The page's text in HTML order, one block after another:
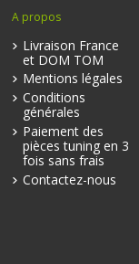
A propos
Livraison France
et DOM TOM
Mentions légales
Conditions
générales
Paiement des
pièces tuning en 3
fois sans frais
Contactez-nous